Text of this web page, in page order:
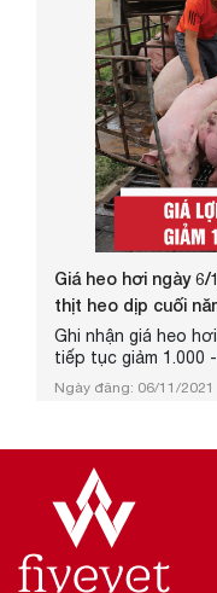
Giá heo hơi ngày
thịt heo dịp cuối
Ghi nhận giá heo
tiếp tục giảm 1.000
Nam đi ngang so
thu mua trong
Ngày đăng: 06/11/2021